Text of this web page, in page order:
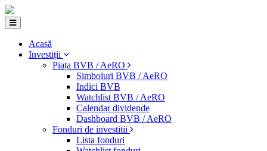
Acasă
Investiții
Piața BVB / AeRO
Simboluri BVB / AeRO
Indici BVB
Watchlist BVB / AeRO
Calendar dividende
Dashboard BVB / AeRO
Fonduri de investitii
Lista fonduri